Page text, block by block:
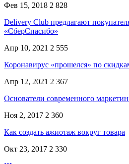
Фев 15, 2018 2 828
Delivery Club предлагают
«СберСпасибо»
Апр 10, 2021 2 555
Коронавирус «прошелся» по
Апр 12, 2021 2 367
Основатели современного
Ноя 2, 2017 2 360
Как создать ажиотаж вокруг товара
Окт 23, 2017 2 330